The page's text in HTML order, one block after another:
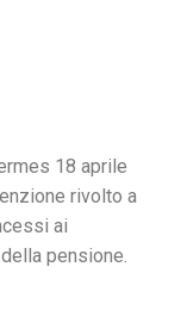
18 aprile
rivolto a
ai
pensione.